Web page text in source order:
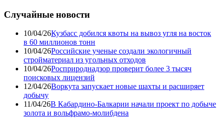
Случайные новости
10/04/26Кузбасс добился квоты на вывоз угля на восток
в 60 миллионов тонн
10/04/26Российские ученые создали экологичный
стройматериал из угольных отходов
10/04/26Росприроднадзор проверит более 3 тысяч
поисковых лицензий
12/04/26Воркута запускает новые шахты и расширяет
добычу
11/04/26В Кабардино-Балкарии начали проект по добыче
золота и вольфрамо-молибдена